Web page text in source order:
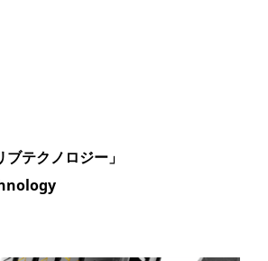
ブテクノロジー」